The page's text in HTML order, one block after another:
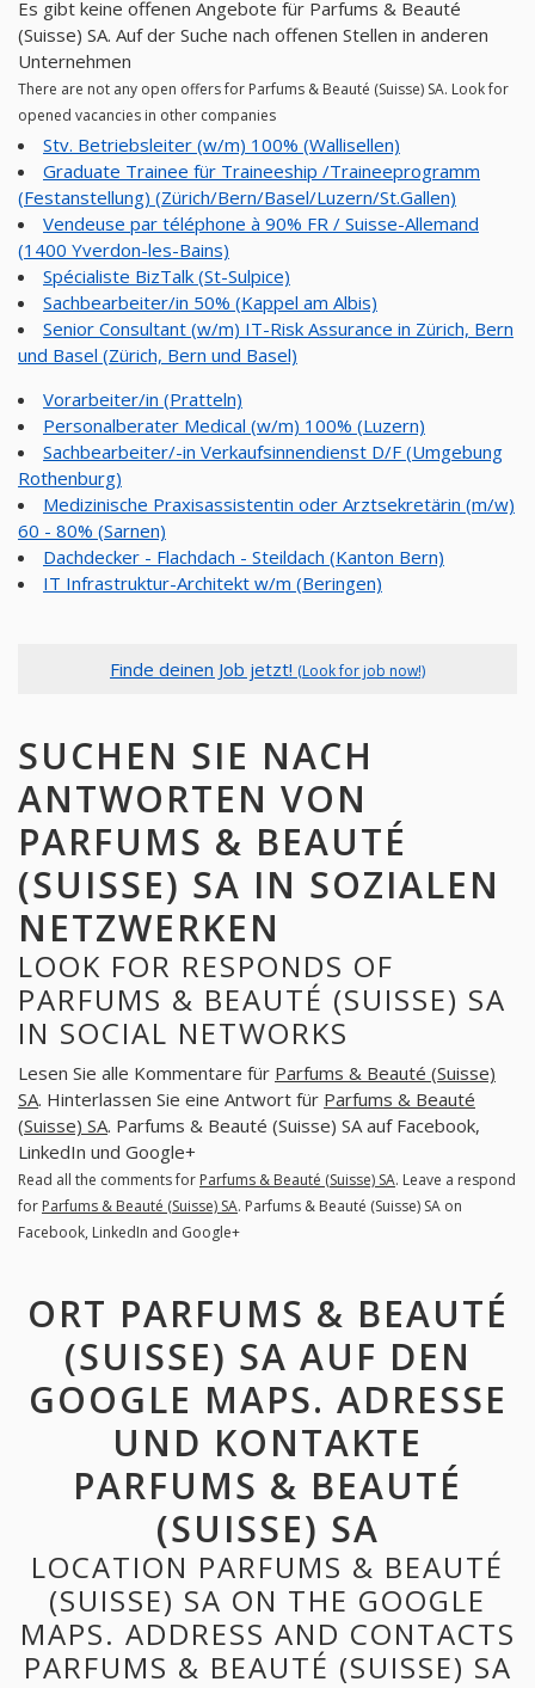
Es gibt keine offenen Angebote für Parfums & Beauté
(Suisse) SA. Auf der Suche nach offenen Stellen in anderen
Unternehmen
There are not any open offers for Parfums & Beauté (Suisse) SA. Look for
opened vacancies in other companies
Stv. Betriebsleiter (w/m) 100% (Wallisellen)
Graduate Trainee für Traineeship /Traineeprogramm
(Festanstellung) (Zürich/Bern/Basel/Luzern/St.Gallen)
Vendeuse par téléphone à 90% FR / Suisse-Allemand
(1400 Yverdon-les-Bains)
Spécialiste BizTalk (St-Sulpice)
Sachbearbeiter/in 50% (Kappel am Albis)
Senior Consultant (w/m) IT-Risk Assurance in Zürich, Bern
und Basel (Zürich, Bern und Basel)
Vorarbeiter/in (Pratteln)
Personalberater Medical (w/m) 100% (Luzern)
Sachbearbeiter/-in Verkaufsinnendienst D/F (Umgebung
Rothenburg)
Medizinische Praxisassistentin oder Arztsekretärin (m/w)
60 - 80% (Sarnen)
Dachdecker - Flachdach - Steildach (Kanton Bern)
IT Infrastruktur-Architekt w/m (Beringen)
Finde deinen Job jetzt! (Look for job now!)
SUCHEN SIE NACH
ANTWORTEN VON
PARFUMS & BEAUTÉ
(SUISSE) SA IN SOZIALEN
NETZWERKEN
LOOK FOR RESPONDS OF
PARFUMS & BEAUTÉ (SUISSE) SA
IN SOCIAL NETWORKS
Lesen Sie alle Kommentare für Parfums & Beauté (Suisse)
SA. Hinterlassen Sie eine Antwort für Parfums & Beauté
(Suisse) SA. Parfums & Beauté (Suisse) SA auf Facebook,
LinkedIn und Google+
Read all the comments for Parfums & Beauté (Suisse) SA. Leave a respond
for Parfums & Beauté (Suisse) SA. Parfums & Beauté (Suisse) SA on
Facebook, LinkedIn and Google+
ORT PARFUMS & BEAUTÉ
(SUISSE) SA AUF DEN
GOOGLE MAPS. ADRESSE
UND KONTAKTE
PARFUMS & BEAUTÉ
(SUISSE) SA
LOCATION PARFUMS & BEAUTÉ
(SUISSE) SA ON THE GOOGLE
MAPS. ADDRESS AND CONTACTS
PARFUMS & BEAUTÉ (SUISSE) SA